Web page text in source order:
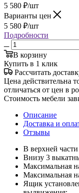
5 580 ₽/шт
Варианты цен
5 580 ₽/шт
Подробности
В корзину
Купить в 1 клик
Рассчитать
Цена действительна
отличаться от цен в
Стоимость мебели
Описание
Доставка и
Отзывы
В верхней
Внизу 3
Максимальная
Максимальная
Ящик